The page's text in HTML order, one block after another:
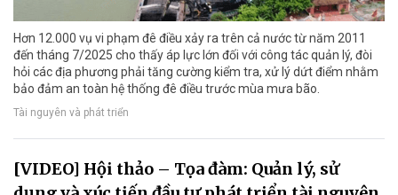
Hơn 12.000 vụ vi phạm đê điều xảy ra trên cả nước từ năm 2011
đến tháng 7/2025 cho thấy áp lực lớn đối với công tác quản lý, đòi
hỏi các địa phương phải tăng cường kiểm tra, xử lý dứt điểm nhằm
bảo đảm an toàn hệ thống đê điều trước mùa mưa bão.
Tài nguyên và phát triển
[VIDEO] Hội thảo – Tọa đàm: Quản lý, sử